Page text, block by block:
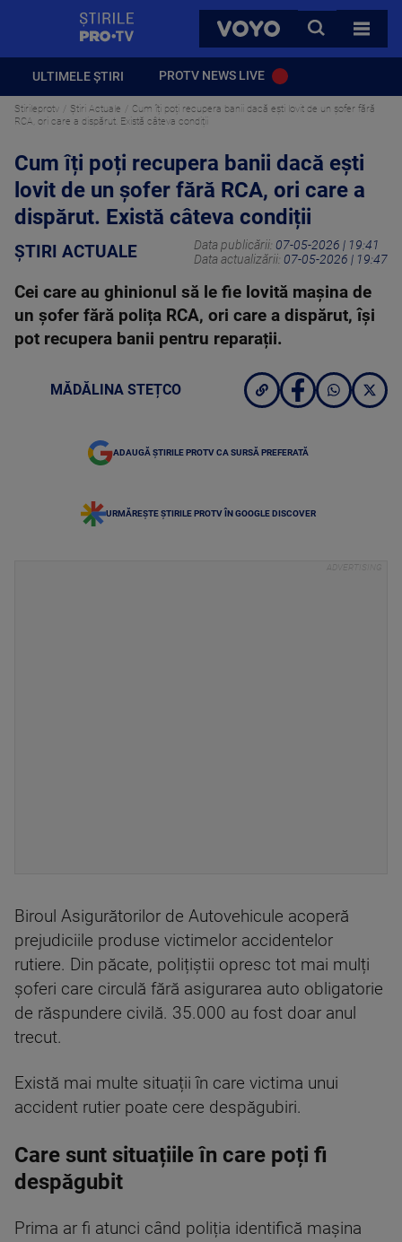
VOYO
CAUTA
TOATE
ULTIMELE ȘTIRI PROTV NEWS LIVE
Stirileprotv Știri Actuale
Cum îți poți recupera banii dacă ești lovit de un șofer fără
RCA, ori care a dispărut. Există câteva condiții
Cum îți poți recupera banii dacă ești
lovit de un șofer fără RCA, ori care a
dispărut. Există câteva condiții
ȘTIRI ACTUALE Data publicării: 07-05-2026 | 19:41
Data actualizării: 07-05-2026 | 19:47
Cei care au ghinionul să le fie lovită mașina de
un șofer fără polița RCA, ori care a dispărut, își
pot recupera banii pentru reparații.
MĂDĂLINA STEȚCO
ADAUGĂ ȘTIRILE PROTV CA SURSĂ PREFERATĂ
URMĂREȘTE ȘTIRILE PROTV ÎN GOOGLE DISCOVER
Biroul Asigurătorilor de Autovehicule acoperă
prejudiciile produse victimelor accidentelor
rutiere. Din păcate, polițiștii opresc tot mai mulți
șoferi care circulă fără asigurarea auto obligatorie
de răspundere civilă. 35.000 au fost doar anul
trecut.
Există mai multe situații în care victima unui
accident rutier poate cere despăgubiri.
Care sunt situațiile în care poți fi
despăgubit
Prima ar fi atunci când poliția identifică mașina